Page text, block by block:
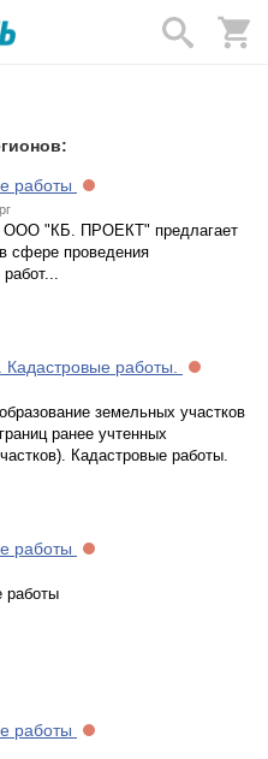
работы
ООО "КБ. ПРОЕКТ" предлагает
сфере проведения
работы.
земельных участков
ранее учтенных
Кадастровые работы.
работы
работы
работы